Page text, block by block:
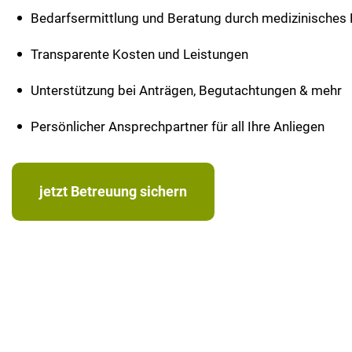
Bedarfsermittlung und Beratung durch medizinisches
Transparente Kosten und Leistungen
Unterstützung bei Anträgen, Begutachtungen & mehr
Persönlicher Ansprechpartner für all Ihre Anliegen
jetzt Betreuung sichern